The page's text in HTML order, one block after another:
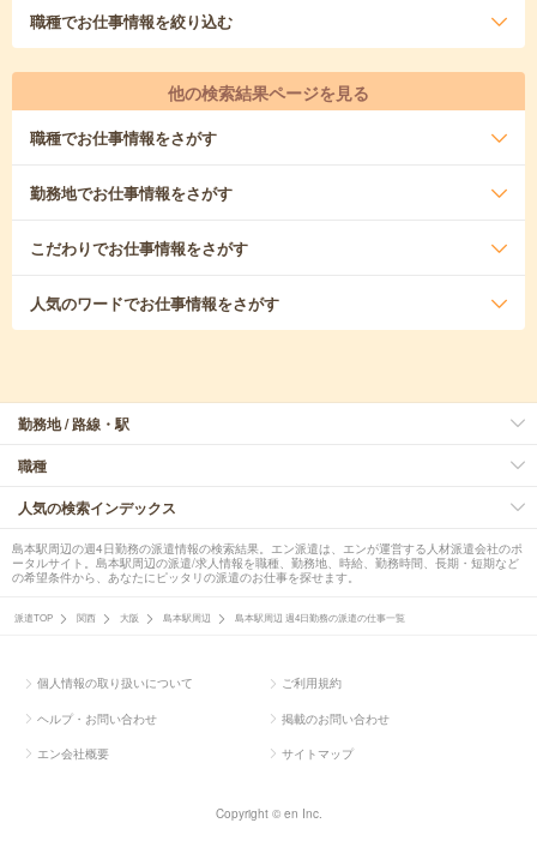
職種でお仕事情報を絞り込む
他の検索結果ページを見る
職種でお仕事情報をさがす
勤務地でお仕事情報をさがす
こだわりでお仕事情報をさがす
人気のワードでお仕事情報をさがす
勤務地 / 路線・駅
職種
人気の検索インデックス
島本駅周辺の週4日勤務の派遣情報の検索結果。エン派遣は、エンが運営する人材派遣会社のポ
ータルサイト。島本駅周辺の派遣/求人情報を職種、勤務地、時給、勤務時間、長期・短期など
の希望条件から、あなたにピッタリの派遣のお仕事を探せます。
派遣TOP 関西 大阪 島本駅周辺 島本駅周辺 週4日勤務の派遣の仕事一覧
個人情報の取り扱いについて ご利用規約
ヘルプ・お問い合わせ 掲載のお問い合わせ
エン会社概要 サイトマップ
Copyright © en Inc.